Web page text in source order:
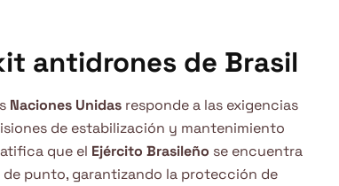
antidrones de Brasil
Naciones Unidas responde a las exigencias
de estabilización y mantenimiento
que el Ejército Brasileño se encuentra
punto, garantizando la protección de